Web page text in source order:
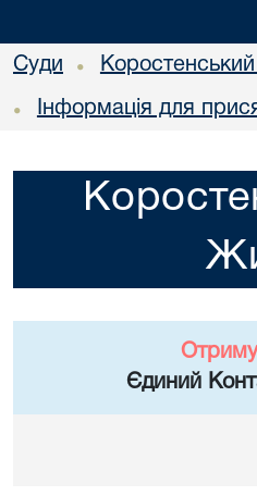
Суди •
• Інформація для
Єдиний